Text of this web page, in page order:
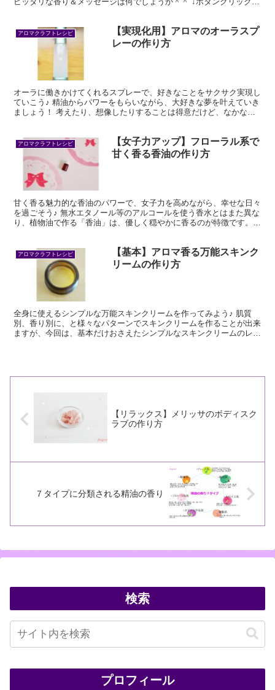
アロマクラフトレシピ
【実現化用】アロマのオーラスプ
レーの作り方
オーラに働きかけてくれるスプレーで、好きなことをサクサク実現し
ていこう♪ 精油からパワーをもらいながら、大好きな夢を叶えていき
ましょう！ 考えたり、想像したりすることは得意だけど、なかなか
アロマクラフトレシピ
【女子力アップ】フローラル系で
甘く香る香油の作り方
甘く香る魅力的な香油のパワーで、女子力を高めながら、幸せな日々
を過ごそう♪ 無水エタノール等のアルコールを使う香水とはまた異な
り、植物油で作る「香油」は、優しく穏やかに香るのが特徴です。
アロマクラフトレシピ
【基本】アロマ香る万能スキンク
リームの作り方
全身に使えるシンプルな万能スキンクリームを作ってみよう♪ 肌質
別、香り別に、と様々なパターンでスキンクリームを作ることが出来
ますが、今回は、基本だけおさえたシンプルなスキンクリームのレシ
【リラックス】メリッサのボディスク
ラブの作り方
７タイプに分類される精油の香り
検索
プロフィール